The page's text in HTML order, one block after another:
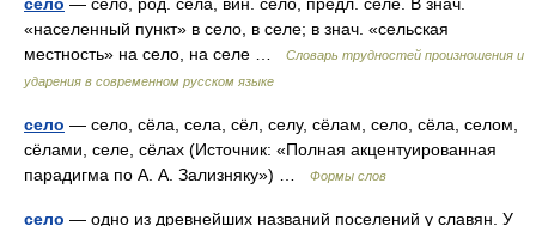
«населенный пункт» в село, в селе; в знач. «сельская
местность» на село, на селе …
Словарь трудностей произношения и
ударения в современном русском языке
село — село, сёла, села, сёл, селу, сёлам, село, сёла, селом,
сёлами, селе, сёлах (Источник: «Полная акцентуированная
парадигма по А. А. Зализняку») …
Формы слов
село — одно из древнейших названий поселений у славян. У